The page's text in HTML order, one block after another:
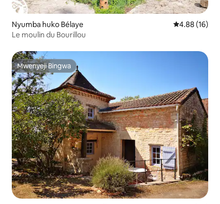
Nyumba huko Bélaye Ukadiriaji wa
4.88 (16)
Le moulin du Bourillou
Mwenyeji Bingwa
Mwenyeji Bingwa